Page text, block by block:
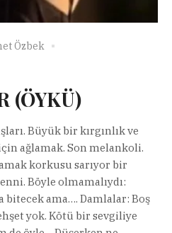
Özbek
(ÖYKÜ)
Büyük bir kırgınlık ve
ağlamak. Son melankoli.
korkusu sarıyor bir
Böyle olmamalıydı:
ama…. Damlalar: Boş
yok. Kötü bir sevgiliye